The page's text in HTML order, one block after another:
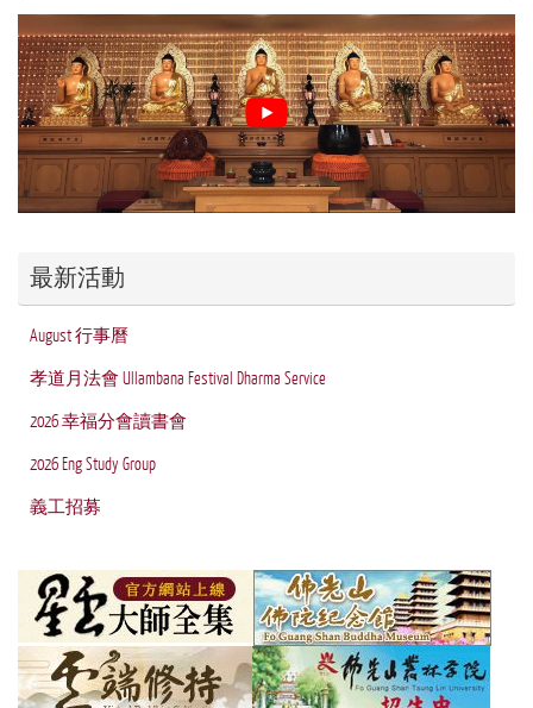
最新活動
August 行事曆
孝道月法會 Ullambana Festival Dharma Service
2026 幸福分會讀書會
2026 Eng Study Group
義工招募